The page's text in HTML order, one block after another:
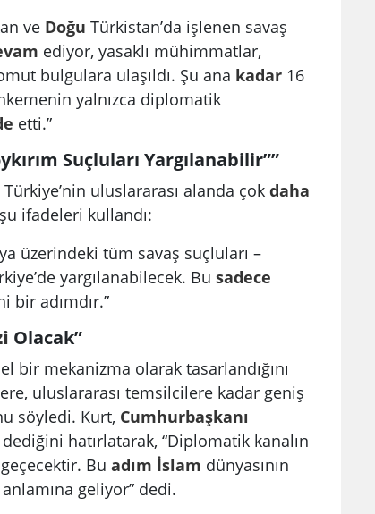
ve Doğu Türkistan’da işlenen savaş
ediyor, yasaklı mühimmatlar,
bulgulara ulaşıldı. Şu ana kadar 16
yalnızca diplomatik
etti.”
Suçluları Yargılanabilir””
uluslararası alanda çokdaha
ifadeleri kullandı:
üzerindeki tüm savaş suçluları –
yargılanabilecek. Bu sadece
bir adımdır.”
Olacak”
bir mekanizma olarak tasarlandığını
uluslararası temsilcilere kadar geniş
söyledi. Kurt, Cumhurbaşkanı
hatırlatarak, “Diplomatik kanalın
geçecektir. Bu adım İslam dünyasının
geliyor” dedi.